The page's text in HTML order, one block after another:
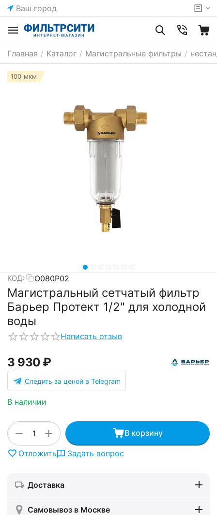
Ваш город
Главная / Каталог / Магистральные фильтры /
100 мкм
КОД: О080Р02
Магистральный сетчатый фильтр
Барьер Протект 1/2" для холодной
воды
Написать отзыв
3 930 ₽
Следить за ценой в Telegram
В наличии
+
− В корзину
Отложить Задать вопрос
Доставка
Самовывоз в Москве